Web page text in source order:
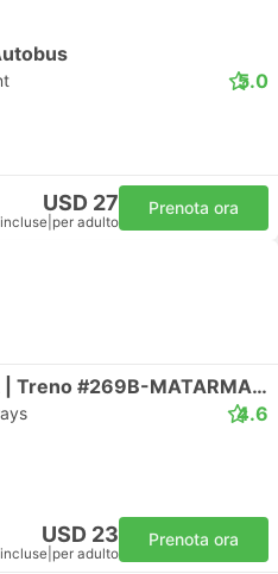
5.0
USD 27
per adulto
Prenota ora
Economy CA | Treno #269B-MATARMAJA
4.6
USD 23
per adulto
Prenota ora